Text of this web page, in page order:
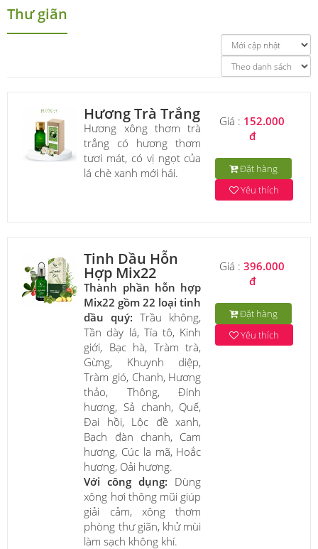
Thư giãn
Hương Trà Trắng
Hương xông thơm trà
trắng có hương thơm
tươi mát, có vị ngọt của
lá chè xanh mới hái.
Giá : 152.000
đ
Đặt hàng
Yêu thích
Tinh Dầu Hỗn
Hợp Mix22
Thành phần hỗn hợp
Mix22 gồm 22 loại tinh
dầu quý: Trầu không,
Tần dày lá, Tía tô, Kinh
giới, Bạc hà, Tràm trà,
Gừng, Khuynh diệp,
Tràm gió, Chanh, Hương
thảo, Thông, Đinh
hương, Sả chanh, Quế,
Đại hồi, Lộc đề xanh,
Bạch đàn chanh, Cam
hương, Cúc la mã, Hoắc
hương, Oải hương.
Với công dụng: Dùng
xông hơi thông mũi giúp
giải cảm, xông thơm
phòng thư giãn, khử mùi
làm sạch không khí.
Giá :396.000
đ
Đặt hàng
Yêu thích